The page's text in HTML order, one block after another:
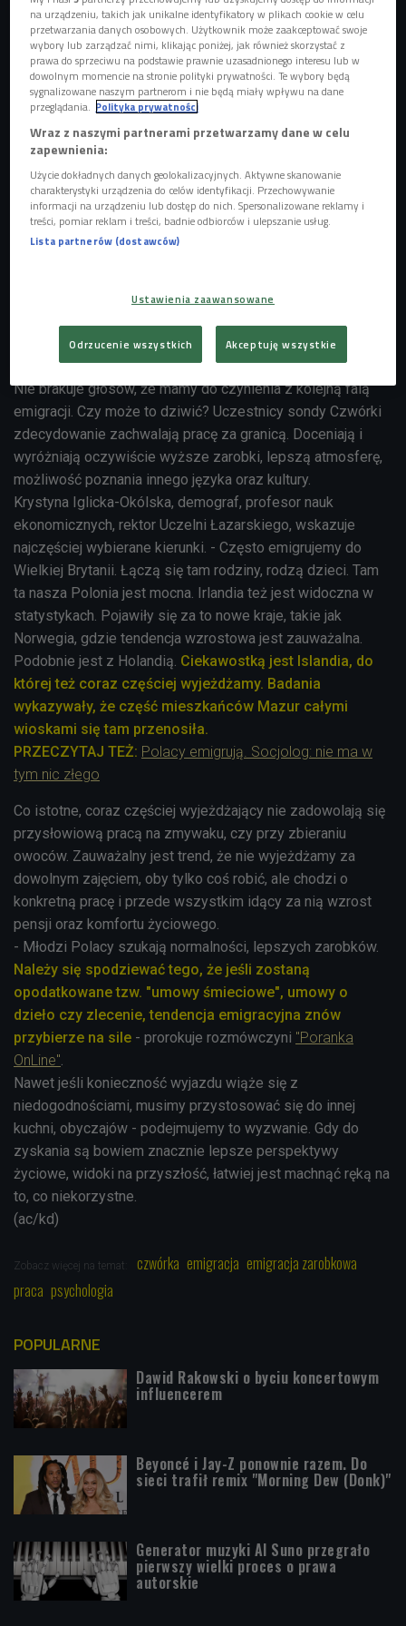
 04'00 
Czy chcemy pracować za granicą? Jakie kierunki
rozważamy? Jakie zawody wybieramy?
(Czwórka/Poranek OnLine)
Budowlaniec Foto: Glow Images
Nie brakuje głosów, że mamy do czynienia z kolejną falą
emigracji. Czy może to dziwić? Uczestnicy sondy Czwórki
zdecydowanie zachwalają pracę za granicą. Doceniają i
wyróżniają oczywiście wyższe zarobki, lepszą atmosferę,
możliwość poznania innego języka oraz kultury.
Krystyna Iglicka-Okólska, demograf, profesor nauk
ekonomicznych, rektor Uczelni Łazarskiego, wskazuje
najczęściej wybierane kierunki. - Często emigrujemy do
Wielkiej Brytanii. Łączą się tam rodziny, rodzą dzieci. Tam
ta nasza Polonia jest mocna. Irlandia też jest widoczna w
statystykach. Pojawiły się za to nowe kraje, takie jak
Norwegia, gdzie tendencja wzrostowa jest zauważalna.
Podobnie jest z Holandią. Ciekawostką jest Islandia, do
której też coraz częściej wyjeżdżamy. Badania
wykazywały, że część mieszkańców Mazur całymi
wioskami się tam przenosiła.
PRZECZYTAJ TEŻ: Polacy emigrują. Socjolog: nie ma w
tym nic złego
Co istotne, coraz częściej wyjeżdżający nie zadowolają się
przysłowiową pracą na zmywaku, czy przy zbieraniu
owoców. Zauważalny jest trend, że nie wyjeżdżamy za
dowolnym zajęciem, oby tylko coś robić, ale chodzi o
konkretną pracę i przede wszystkim idący za nią wzrost
pensji oraz komfortu życiowego.
- Młodzi Polacy szukają normalności, lepszych zarobków.
Należy się spodziewać tego, że jeśli zostaną
opodatkowane tzw. "umowy śmieciowe", umowy o
dzieło czy zlecenie, tendencja emigracyjna znów
przybierze na sile - prorokuje rozmówczyni "Poranka
OnLine".
Nawet jeśli konieczność wyjazdu wiąże się z
niedogodnościami, musimy przystosować się do innej
kuchni, obyczajów - podejmujemy to wyzwanie. Gdy do
zyskania są bowiem znacznie lepsze perspektywy
życiowe, widoki na przyszłość, łatwiej jest machnąć ręką na
to, co niekorzystne.
(ac/kd)
Zobacz więcej na temat: czwórka emigracja emigracja zarobkowa
praca psychologia
POPULARNE
Dawid Rakowski o byciu koncertowym
influencerem
Beyoncé i Jay-Z ponownie razem. Do
sieci trafił remix "Morning Dew (Donk)"
Generator muzyki AI Suno przegrało
pierwszy wielki proces o prawa
autorskie
na urządzeniu, takich jak unikalne identyfikatory w plikach cookie w celu
przetwarzania danych osobowych. Użytkownik może zaakceptować swoje
wybory lub zarządzać nimi, klikając poniżej, jak również skorzystać z
prawa do sprzeciwu na podstawie prawnie uzasadnionego interesu lub w
dowolnym momencie na stronie polityki prywatności. Te wybory będą
sygnalizowane naszym partnerom i nie będą miały wpływu na dane
przeglądania. Polityka prywatności
Wraz z naszymi partnerami przetwarzamy dane w celu
zapewnienia:
Użycie dokładnych danych geolokalizacyjnych. Aktywne skanowanie
charakterystyki urządzenia do celów identyfikacji. Przechowywanie
informacji na urządzeniu lub dostęp do nich. Spersonalizowane reklamy i
treści, pomiar reklam i treści, badnie odbiorców i ulepszanie usług.
Lista partnerów (dostawców)
Ustawienia zaawansowane
Odrzucenie wszystkich Akceptuję wszystkie